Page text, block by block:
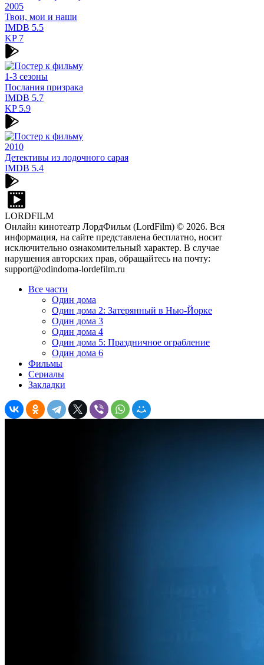
2005
Твои, мои и наши
IMDB 5.5
KP7
1-3 сезоны
Послания призрака
IMDB 5.7
KP5.9
2010
Детективы из лодочного сарая
IMDB 5.4
LORDFILM
Онлайн кинотеатр ЛордФильм (LordFilm) © 2026. Вся
информация, на сайте представлена бесплатно, носит
исключительно ознакомительный характер. В случае
нарушения авторских прав, обращайтесь на почту:
support@odindoma-lordefilm.ru
Все части
Один дома
Один дома 2: Затерянный в Нью-Йорке
Один дома 3
Один дома 4
Один дома 5: Праздничное ограбление
Один дома 6
Фильмы
Сериалы
Закладки